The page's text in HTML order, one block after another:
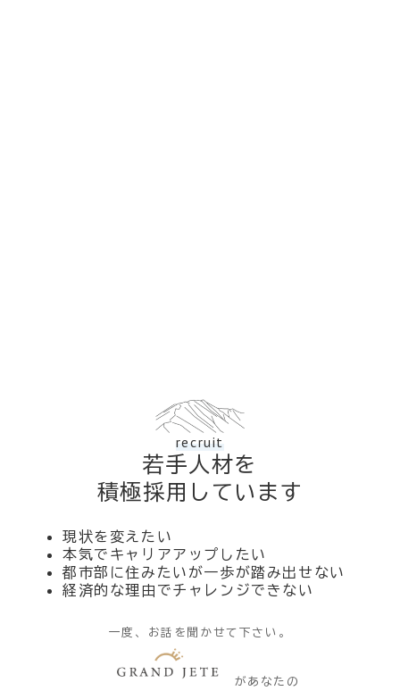
recruit
若手人材を
積極採用しています
現状を変えたい
本気でキャリアアップしたい
都市部に住みたいが一歩が踏み出せない
経済的な理由でチャレンジできない
一度、お話を聞かせて下さい。
があなたの